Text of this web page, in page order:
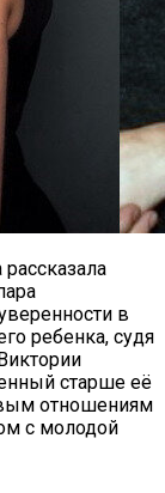
в
ребенка, судя
старше её
отношениям
с молодой